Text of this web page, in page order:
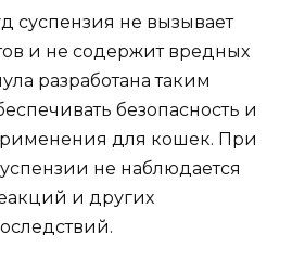
суспензия не вызывает
и не содержит вредных
разработана таким
безопасность и
для кошек. При
не наблюдается
и других